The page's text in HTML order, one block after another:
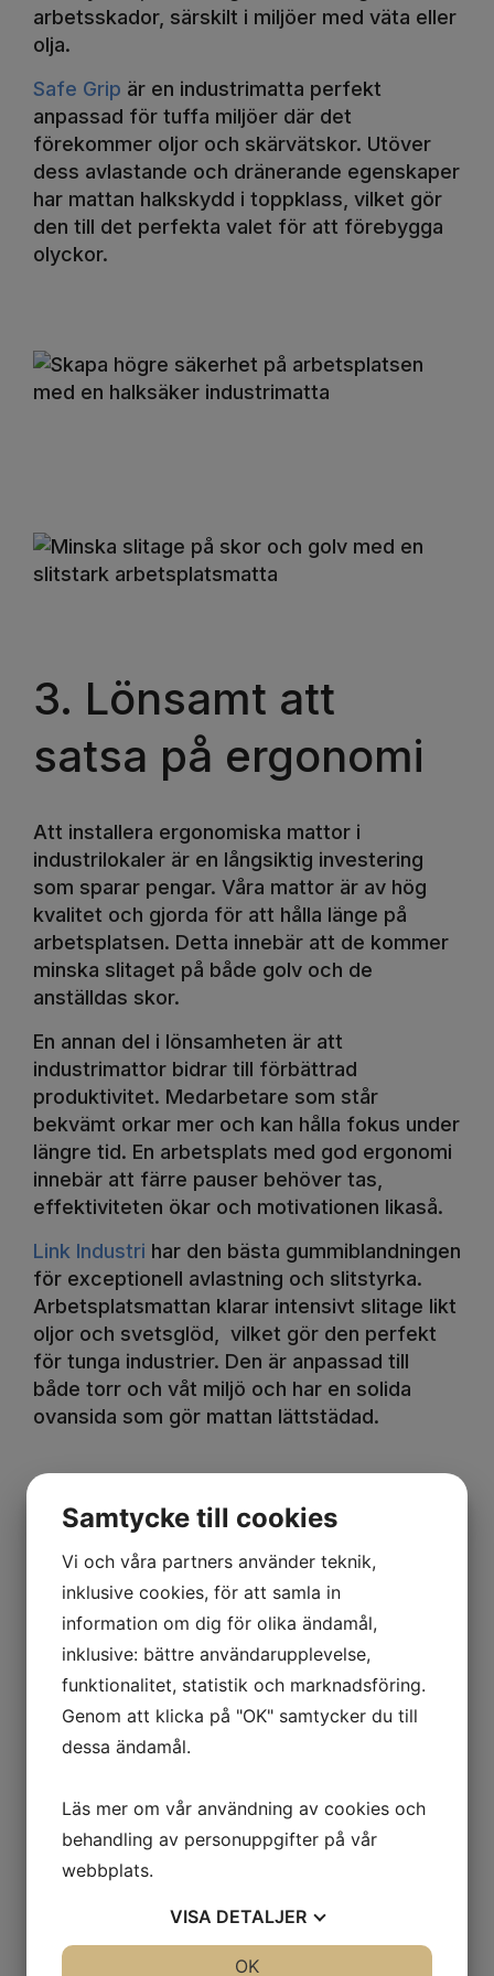
arbetsskador, särskilt i miljöer med väta eller
olja.
Safe Grip är en industrimatta perfekt
anpassad för tuffa miljöer där det
förekommer oljor och skärvätskor. Utöver
dess avlastande och dränerande egenskaper
har mattan halkskydd i toppklass, vilket gör
den till det perfekta valet för att förebygga
olyckor.
3. Lönsamt att
satsa på ergonomi
Att installera ergonomiska mattor i
industrilokaler är en långsiktig investering
som sparar pengar. Våra mattor är av hög
kvalitet och gjorda för att hålla länge på
arbetsplatsen. Detta innebär att de kommer
minska slitaget på både golv och de
anställdas skor.
En annan del i lönsamheten är att
industrimattor bidrar till förbättrad
produktivitet. Medarbetare som står
bekvämt orkar mer och kan hålla fokus under
längre tid. En arbetsplats med god ergonomi
innebär att färre pauser behöver tas,
effektiviteten ökar och motivationen likaså.
Link Industri har den bästa gummiblandningen
för exceptionell avlastning och slitstyrka.
Arbetsplatsmattan klarar intensivt slitage likt
oljor och svetsglöd, vilket gör den perfekt
för tunga industrier. Den är anpassad till
både torr och våt miljö och har en solida
ovansida som gör mattan lättstädad.
4. Följa lagar och
regler
Att förebygga belastningsskador är inte bara
en fråga om komfort, utan en lagstadgad del
Arbetsmiljölagen (AML) och
Arbetsmiljöverkets författningssamling
(AFS) 2012:2 om belastningsergonomi är
arbetsgivaren skyldig att förebygga risker
som kan orsaka belastningsskador.
Senso Coin
är en tjock och slittålig
Samtycke till cookies
Vi och våra partners använder teknik,
inklusive cookies, för att samla in
information om dig för olika ändamål,
inklusive: bättre användarupplevelse,
funktionalitet, statistik och marknadsföring.
Genom att klicka på "OK" samtycker du till
dessa ändamål.
Läs mer om vår användning av cookies och
behandling av personuppgifter på vår
webbplats.
VISA DETALJER
OK